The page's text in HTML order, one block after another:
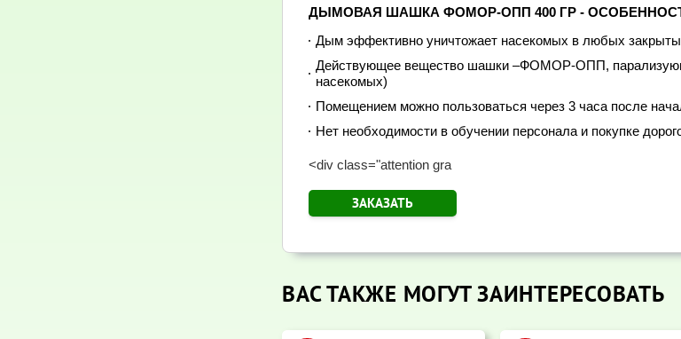
ДЫМОВАЯ ШАШКА ФОМОР-ОПП 400 ГР -
Дым эффективно уничтожает насекомых в любых
Действующее вещество шашки –ФОМОР-ОПП,
насекомых)
Помещением можно пользоваться через 3 часа после
Нет необходимости в обучении персонала и покупке
<div class="attention gra
ЗАКАЗАТЬ
ВАС ТАКЖЕ МОГУТ ЗАИНТЕРЕСОВАТЬ